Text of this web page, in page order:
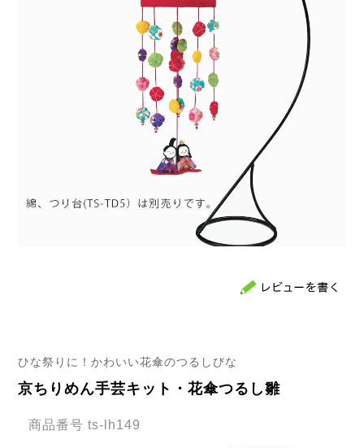
ひな祭りに！かわいい花傘のつるしびな
京ちりめん手芸キット・花傘つるし雛
商品番号 ts-lh149